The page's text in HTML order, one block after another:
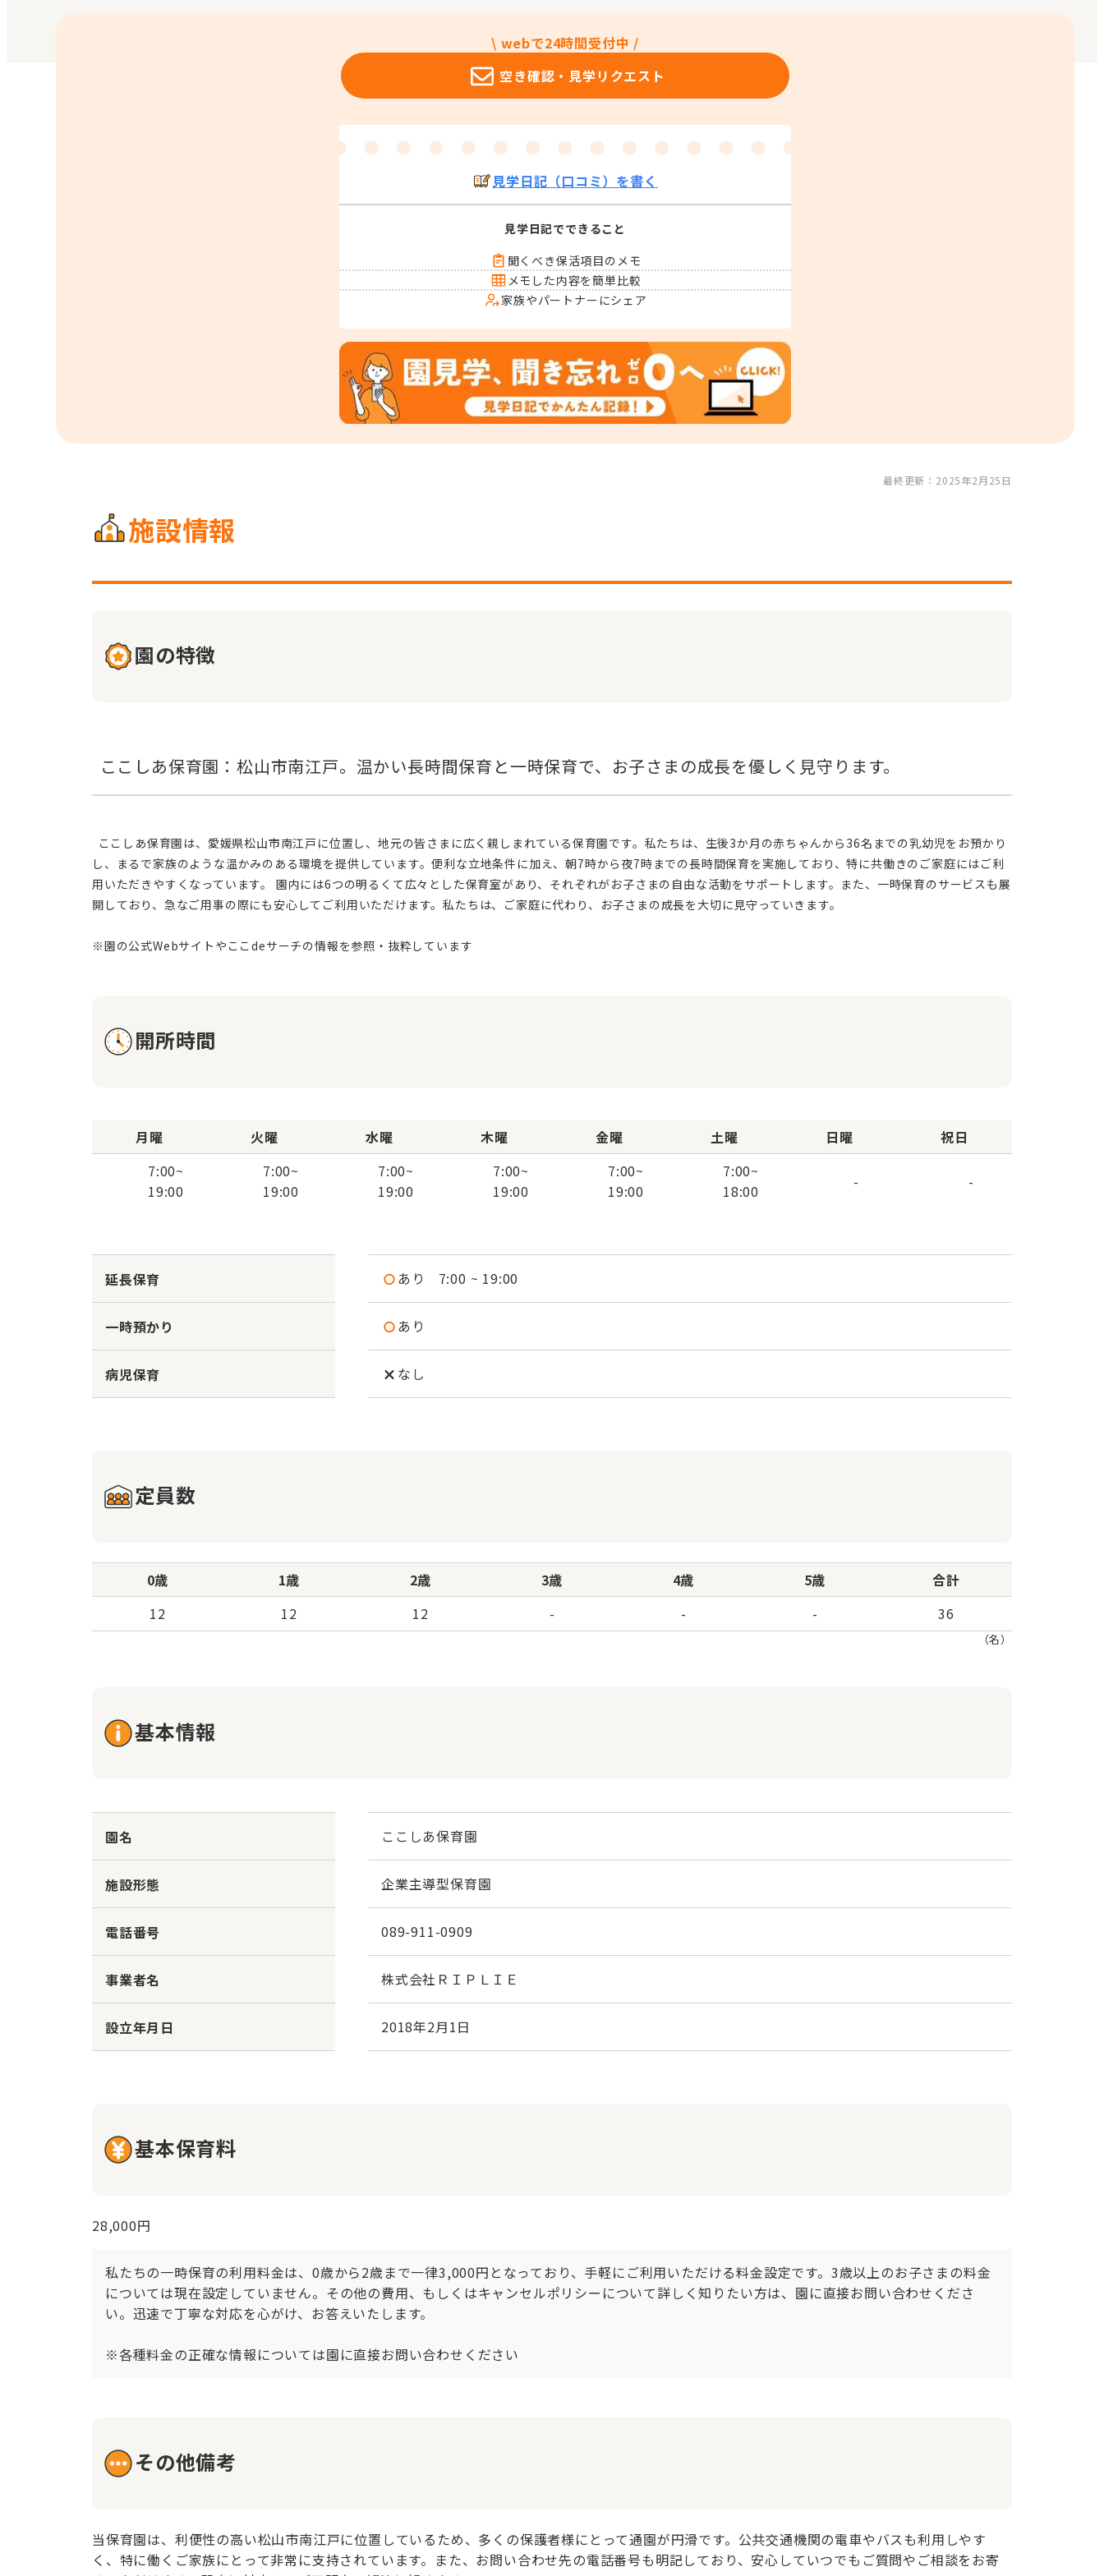
\ webで24時間受付中 /
空き確認・ 見学リクエスト
見学日記（口コミ）を書く
見学日記でできること
聞くべき保活項目のメモ
メモした内容を簡単比較
家族やパートナーにシェア
最終更新：2025年2月25日
施設情報
園の特徴
し、まるで家族のような温かみのある環境を提供しています。便利な立地条件に加え、朝7時から夜7時までの長時間保育を実施しており、特に共働きのご家庭にはご利
用いただきやすくなっています。 園内には6つの明るくて広々とした保育室があり、それぞれがお子さまの自由な活動をサポートします。また、一時保育のサービスも展
開しており、急なご用事の際にも安心してご利用いただけます。私たちは、ご家庭に代わり、お子さまの成長を大切に見守っていきます。
開所時間
月曜
7:00~
19:00
火曜
7:00~
19:00
水曜
7:00~
19:00
木曜
7:00~
19:00
金曜
7:00~
19:00
土曜
7:00~
18:00
日曜
-
祝日
-
延長保育 あり 7:00 ~ 19:00
一時預かり あり
病児保育 なし
定員数
0歳 1歳 2歳 3歳 4歳 5歳
合計
12
12 12 - - - 36
（名）
基本情報
園名 ここしあ保育園
施設形態 企業主導型保育園
電話番号 089-911-0909
事業者名 株式会社ＲＩＰＬＩＥ
設立年月日 2018年2月1日
基本保育料
28,000円
私たちの一時保育の利用料金は、0歳から2歳まで一律3,000円となっており、手軽にご利用いただける料金設定です。3歳以上のお子さまの料金
については現在設定していません。その他の費用、もしくはキャンセルポリシーについて詳しく知りたい方は、園に直接お問い合わせくださ
い。迅速で丁寧な対応を心がけ、お答えいたします。
※各種料金の正確な情報については園に直接お問い合わせください
その他備考
当保育園は、利便性の高い松山市南江戸に位置しているため、多くの保護者様にとって通園が円滑です。公共交通機関の電車やバスも利用しやす
く、特に働くご家族にとって非常に支持されています。また、お問い合わせ先の電話番号も明記しており、安心していつでもご質問やご相談をお寄